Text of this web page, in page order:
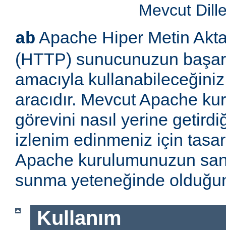
Mevcut
ab Apache Hiper Metin
(HTTP) sunucunuzun
amacıyla
aracıdır. Mevcut Apache
görevini nasıl yerine
izlenim edinmeniz için
Apache kurulumunuzun
sunma yeteneğinde
Kullanım